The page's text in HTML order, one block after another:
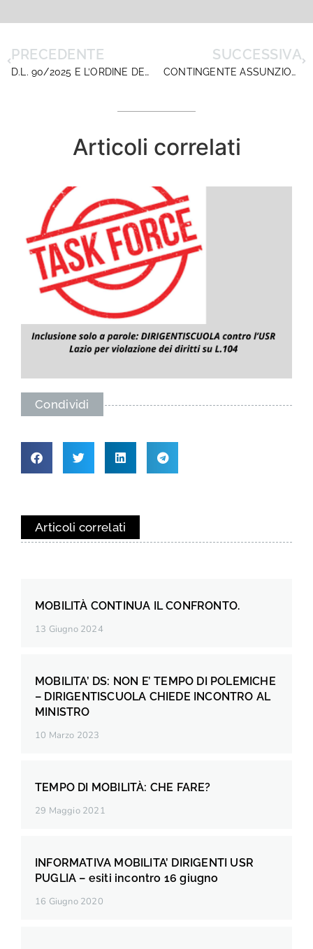
PRECEDENTE
D.L. 90/2025 E L’ORDINE DEL GIORNO A FAVORE DEI DSGA: BUONSENSO, EQUILIBRIO E PROSPETTIVA
SUCCESSIVA
CONTINGENTE ASSUNZIONALE DS 2025/26. IL 31 LUGLIO AL MIM LE NOVITA’
Articoli correlati
Condividi
Articoli correlati
MOBILITÀ CONTINUA IL CONFRONTO.
13 Giugno 2024
MOBILITA’ DS: NON E’ TEMPO DI POLEMICHE
– DIRIGENTISCUOLA CHIEDE INCONTRO AL
MINISTRO
10 Marzo 2023
TEMPO DI MOBILITÀ: CHE FARE?
29 Maggio 2021
INFORMATIVA MOBILITA’ DIRIGENTI USR
PUGLIA – esiti incontro 16 giugno
16 Giugno 2020